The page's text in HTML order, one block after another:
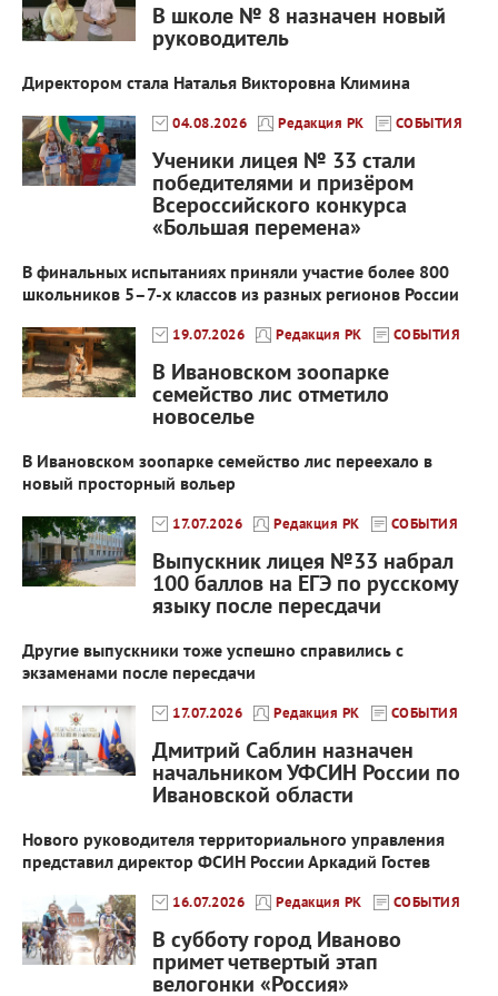
В школе № 8 назначен новый
руководитель
Директором стала Наталья Викторовна Климина
04.08.2026 Редакция РК СОБЫТИЯ
Ученики лицея № 33 стали
победителями и призёром
Всероссийского конкурса
«Большая перемена»
В финальных испытаниях приняли участие более 800
школьников 5–7-х классов из разных регионов России
19.07.2026 Редакция РК СОБЫТИЯ
В Ивановском зоопарке
семейство лис отметило
новоселье
В Ивановском зоопарке семейство лис переехало в
новый просторный вольер
17.07.2026 Редакция РК СОБЫТИЯ
Выпускник лицея №33 набрал
100 баллов на ЕГЭ по русскому
языку после пересдачи
Другие выпускники тоже успешно справились с
экзаменами после пересдачи
17.07.2026 Редакция РК СОБЫТИЯ
Дмитрий Саблин назначен
начальником УФСИН России по
Ивановской области
Нового руководителя территориального управления
представил директор ФСИН России Аркадий Гостев
16.07.2026 Редакция РК СОБЫТИЯ
В субботу город Иваново
примет четвертый этап
велогонки «Россия»